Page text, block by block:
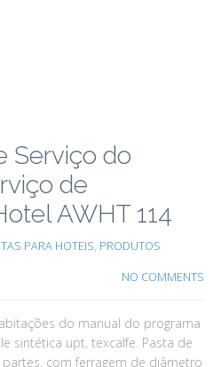
Serviço do
de
AWHT 114
PARA HOTEIS, PRODUTOS
NO COMMENTS
do manual do programa
sintética upt, texcalfe. Pasta de
com ferragem de diâmetro